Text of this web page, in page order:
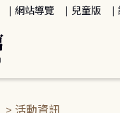
網站導覽 兒童版